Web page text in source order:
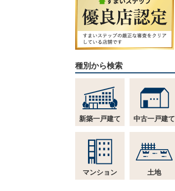
種別から検索
新築一戸建て 中古一戸建て
マンション 土地